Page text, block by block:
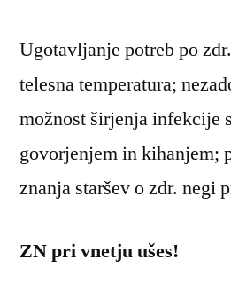
Ugotavljanje potreb po
telesna temperatura;
možnost širjenja infekcije
govorjenjem in kihanjem;
znanja staršev o zdr. negi
ZN pri vnetju ušes!